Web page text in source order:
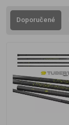
Doporučené